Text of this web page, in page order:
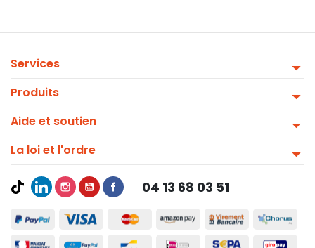
Services
Produits
Aide et soutien
La loi et l'ordre
04 13 68 03 51